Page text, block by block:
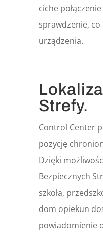
ciche
sprawdzenie,
urządzenia.
Strefy.
Control Center
pozycję
Dzięki
Bezpiecznych
szkoła,
dom opiekun
powiadomienie